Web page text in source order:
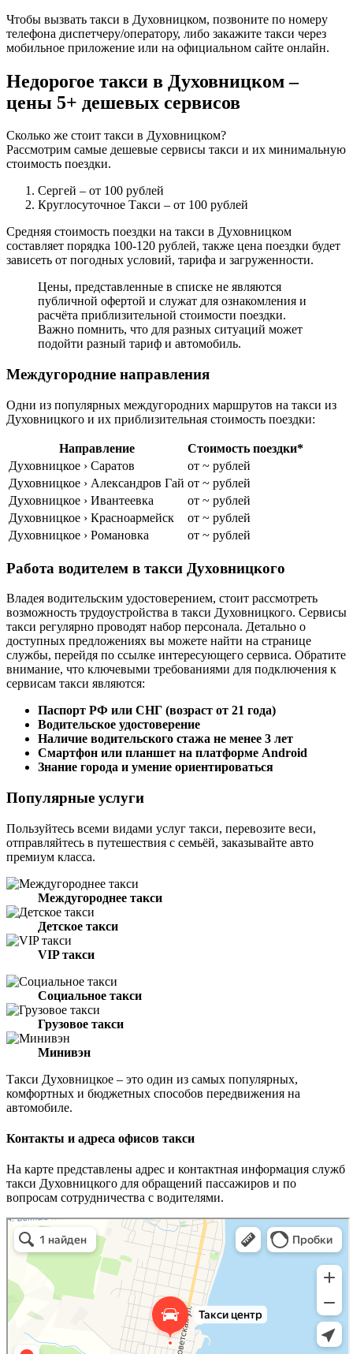
Чтобы вызвать такси в Духовницком, позвоните по номеру
телефона диспетчеру/оператору, либо закажите такси через
мобильное приложение или на официальном сайте онлайн.
Недорогое такси в Духовницком –
цены 5+ дешевых сервисов
Сколько же стоит такси в Духовницком?
Рассмотрим самые дешевые сервисы такси и их минимальную
стоимость поездки.
Сергей – от 100 рублей
Круглосуточное Такси – от 100 рублей
Средняя стоимость поездки на такси в Духовницком
составляет порядка 100-120 рублей, также цена поездки будет
зависеть от погодных условий, тарифа и загруженности.
Цены, представленные в списке не являются
публичной офертой и служат для ознакомления и
расчёта приблизительной стоимости поездки.
Важно помнить, что для разных ситуаций может
подойти разный тариф и автомобиль.
Междугородние направления
Одни из популярных междугородних маршрутов на такси из
Духовницкого и их приблизительная стоимость поездки:
Направление
Стоимость поездки*
Духовницкое › Саратов
от ~ рублей
Духовницкое › Александров Гай от ~ рублей
Духовницкое › Ивантеевка
от ~ рублей
Духовницкое › Красноармейск
от ~ рублей
Духовницкое › Романовка
от ~ рублей
Работа водителем в такси Духовницкого
Владея водительским удостоверением, стоит рассмотреть
возможность трудоустройства в такси Духовницкого. Сервисы
такси регулярно проводят набор персонала. Детально о
доступных предложениях вы можете найти на странице
службы, перейдя по ссылке интересующего сервиса. Обратите
внимание, что ключевыми требованиями для подключения к
сервисам такси являются:
Паспорт РФ или СНГ (возраст от 21 года)
Водительское удостоверение
Наличие водительского стажа не менее 3 лет
Смартфон или планшет на платформе Android
Знание города и умение ориентироваться
Популярные услуги
Пользуйтесь всеми видами услуг такси, перевозите веси,
отправляйтесь в путешествия с семьёй, заказывайте авто
премиум класса.
Междугороднее такси
Детское такси
VIP такси
Социальное такси
Грузовое такси
Минивэн
Такси Духовницкое – это один из самых популярных,
комфортных и бюджетных способов передвижения на
автомобиле.
Контакты и адреса офисов такси
На карте представлены адрес и контактная информация служб
такси Духовницкого для обращений пассажиров и по
вопросам сотрудничества с водителями.